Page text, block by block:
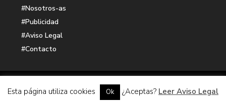
#Nosotros-as
#Publicidad
#Aviso Legal
#Contacto
Electrico Romance
Hacker Harbor
Esta página utiliza cookies Ok ¿Aceptas? Leer Aviso Legal